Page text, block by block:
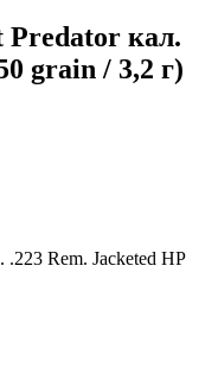
кал.
grain / 3,2 г)
Rem. Jacketed HP